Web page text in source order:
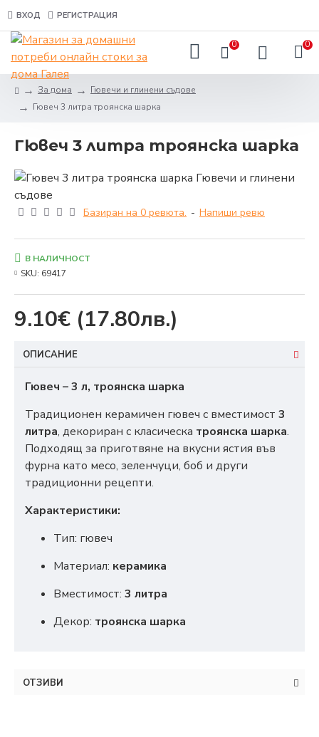
ВХОД РЕГИСТРАЦИЯ
0 0
За дома
Гювечи и глинени съдове
Гювеч 3 литра троянска шарка
Гювеч 3 литра троянска шарка
Базиран на 0 ревюта. - Напиши ревю
9.10€ (17.80лв.)
В НАЛИЧНОСТ
SKU: 69417
ОПИСАНИЕ
Гювеч – 3 л, троянска шарка
Традиционен керамичен гювеч с вместимост 3
литра, декориран с класическа троянска шарка.
Подходящ за приготвяне на вкусни ястия във
фурна като месо, зеленчуци, боб и други
традиционни рецепти.
Характеристики:
Тип: гювеч
Материал: керамика
Вместимост: 3 литра
Декор: троянска шарка
ОТЗИВИ